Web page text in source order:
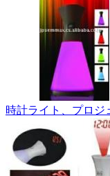
時計ライト、プロジ